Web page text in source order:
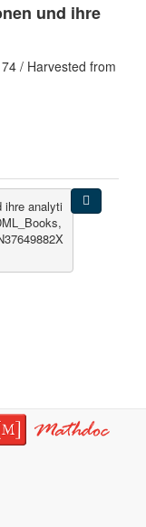
und ihre
/ Harvested from
ihre analyti